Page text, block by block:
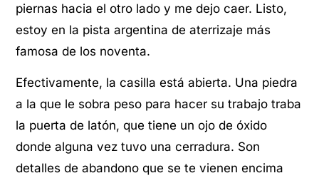
piernas hacia el otro lado y me dejo caer. Listo,
estoy en la pista argentina de aterrizaje más
famosa de los noventa.
Efectivamente, la casilla está abierta. Una piedra
a la que le sobra peso para hacer su trabajo traba
la puerta de latón, que tiene un ojo de óxido
donde alguna vez tuvo una cerradura. Son
detalles de abandono que se te vienen encima